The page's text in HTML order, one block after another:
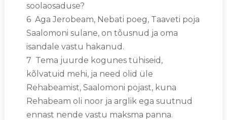
soolaosaduse?
6 Aga Jerobeam, Nebati poeg, Taaveti poja
Saalomoni sulane, on tõusnud ja oma
isandale vastu hakanud.
7 Tema juurde kogunes tühiseid,
kõlvatuid mehi, ja need olid üle
Rehabeamist, Saalomoni pojast, kuna
Rehabeam oli noor ja arglik ega suutnud
ennast nende vastu maksma panna.